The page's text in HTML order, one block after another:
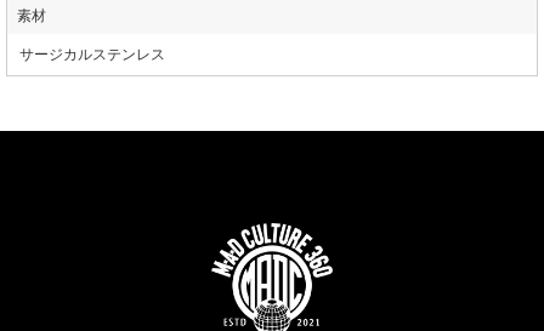
素材
サージカルステンレス